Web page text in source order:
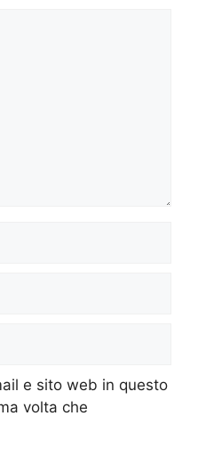
e sito web in questo
volta che